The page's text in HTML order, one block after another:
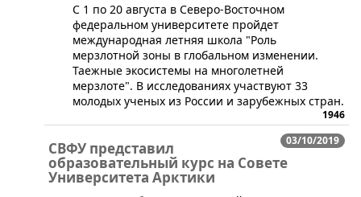
​С 1 по 20 августа в Северо-Восточном
федеральном университете пройдет
международная летняя школа "Роль
мерзлотной зоны в глобальном изменении.
Таежные экосистемы на многолетней
мерзлоте". В исследованиях участвуют 33
молодых ученых из России и зарубежных стран.
1946
03/10/2019
СВФУ представил
образовательный курс на Совете
Университета Арктики